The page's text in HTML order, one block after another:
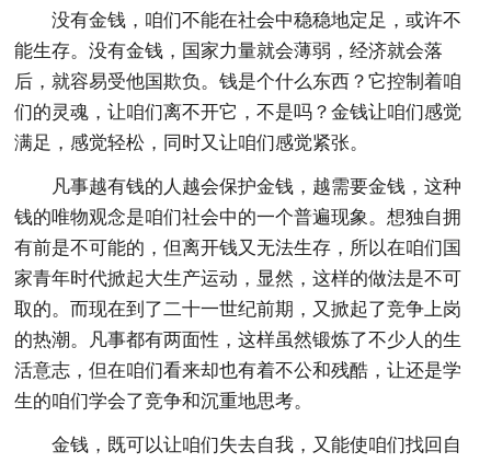
没有金钱，咱们不能在社会中稳稳地定足，或许不
能生存。没有金钱，国家力量就会薄弱，经济就会落
后，就容易受他国欺负。钱是个什么东西？它控制着咱
们的灵魂，让咱们离不开它，不是吗？金钱让咱们感觉
满足，感觉轻松，同时又让咱们感觉紧张。
凡事越有钱的人越会保护金钱，越需要金钱，这种
钱的唯物观念是咱们社会中的一个普遍现象。想独自拥
有前是不可能的，但离开钱又无法生存，所以在咱们国
家青年时代掀起大生产运动，显然，这样的做法是不可
取的。而现在到了二十一世纪前期，又掀起了竞争上岗
的热潮。凡事都有两面性，这样虽然锻炼了不少人的生
活意志，但在咱们看来却也有着不公和残酷，让还是学
生的咱们学会了竞争和沉重地思考。
金钱，既可以让咱们失去自我，又能使咱们找回自